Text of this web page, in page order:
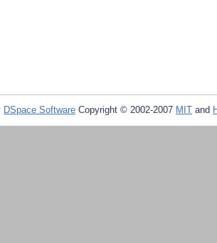
DSpace Software Copyright © 2002-2007 MIT and